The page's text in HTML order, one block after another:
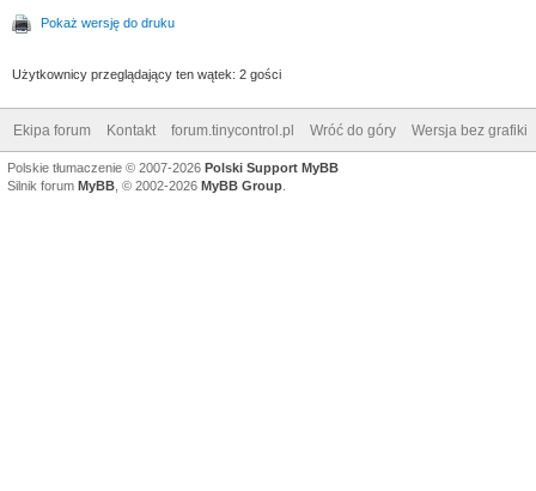
Pokaż wersję do druku
Użytkownicy przeglądający ten wątek: 2 gości
Ekipa forum Kontakt forum.tinycontrol.pl Wróć do góry Wersja bez grafiki
Polskie tłumaczenie © 2007-2026 Polski Support MyBB
Silnik forum MyBB , © 2002-2026 MyBB Group